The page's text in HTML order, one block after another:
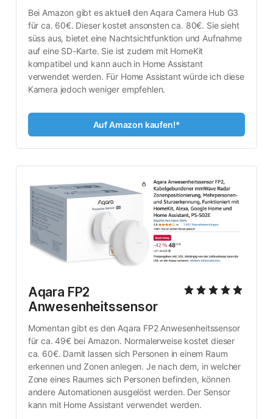
Bei Amazon gibt es aktuell den Aqara Camera Hub G3
für ca. 60€. Dieser kostet ansonsten ca. 80€. Sie sieht
süss aus, bietet eine Nachtsichtfunktion und Aufnahme
auf eine SD-Karte. Sie ist zudem mit HomeKit
kompatibel und kann auch in Home Assistant
verwendet werden. Für Home Assistant würde ich diese
Kamera jedoch weniger empfehlen.
Auf Amazon kaufen!*
Aqara FP2
Anwesenheitssensor
Momentan gibt es den Aqara FP2 Anwesenheitssensor
für ca. 49€ bei Amazon. Normalerweise kostet dieser
ca. 60€. Damit lassen sich Personen in einem Raum
erkennen und Zonen anlegen. Je nach dem, in welcher
Zone eines Raumes sich Personen befinden, können
andere Automationen ausgelöst werden. Der Sensor
kann mit Home Assistant verwendet werden.